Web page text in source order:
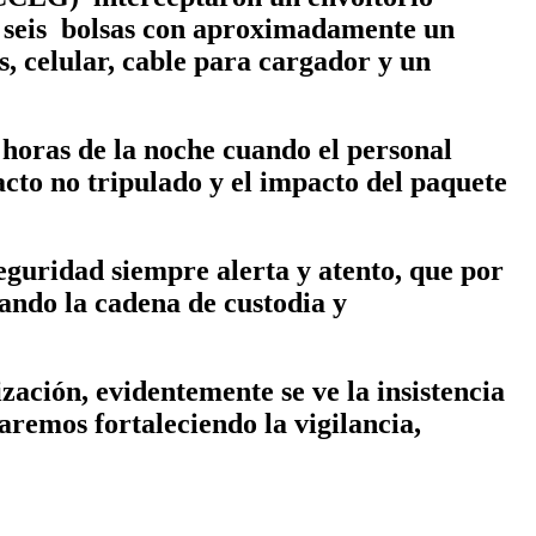
bolsas con aproximadamente un
celular, cable para cargador y un
de la noche cuando el personal
no tripulado y el impacto del paquete
siempre alerta y atento, que por
la cadena de custodia y
evidentemente se ve la insistencia
fortaleciendo la vigilancia,